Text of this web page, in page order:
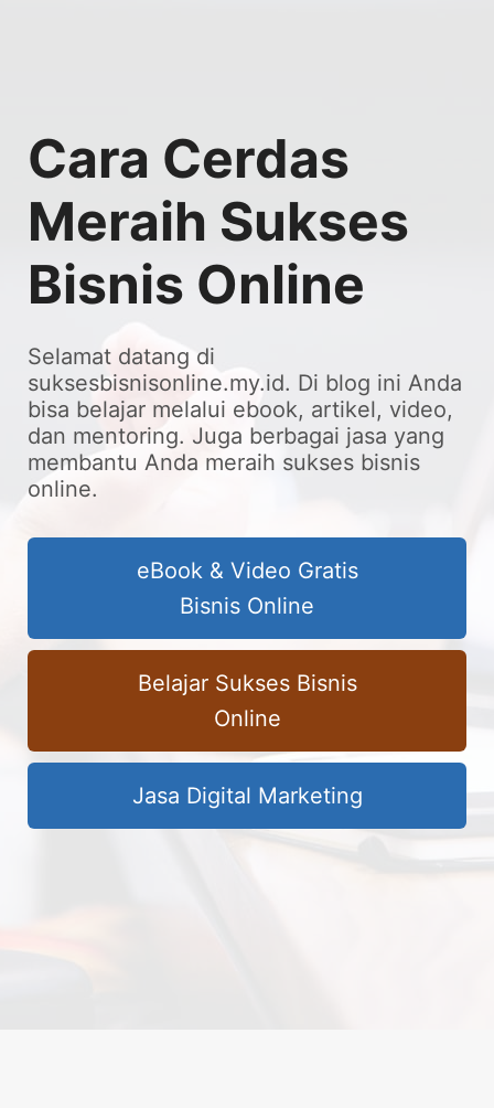
Cara Cerdas
Meraih Sukses
Bisnis Online
Selamat datang di
suksesbisnisonline.my.id. Di blog ini Anda
bisa belajar melalui ebook, artikel, video,
dan mentoring. Juga berbagai jasa yang
membantu Anda meraih sukses bisnis
online.
eBook & Video Gratis
Bisnis Online
Belajar Sukses Bisnis
Online
Jasa Digital Marketing